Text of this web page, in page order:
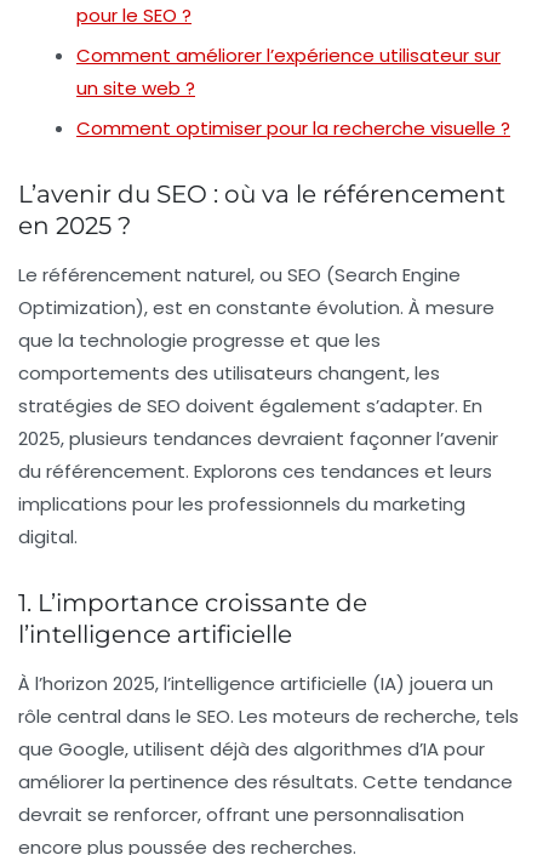
pour le SEO ?
Comment améliorer l’expérience utilisateur sur
un site web ?
Comment optimiser pour la recherche visuelle ?
L’avenir du SEO : où va le référencement
en 2025 ?
Le référencement naturel, ou SEO (Search Engine
Optimization), est en constante évolution. À mesure
que la technologie progresse et que les
comportements des utilisateurs changent, les
stratégies de SEO doivent également s’adapter. En
2025, plusieurs tendances devraient façonner l’avenir
du référencement. Explorons ces tendances et leurs
implications pour les professionnels du marketing
digital.
1. L’importance croissante de
l’intelligence artificielle
À l’horizon 2025, l’intelligence artificielle (IA) jouera un
rôle central dans le SEO. Les moteurs de recherche, tels
que Google, utilisent déjà des algorithmes d’IA pour
améliorer la pertinence des résultats. Cette tendance
devrait se renforcer, offrant une personnalisation
encore plus poussée des recherches.